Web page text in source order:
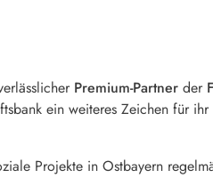
Premium-Partner der
ein weiteres Zeichen für
Projekte in Ostbayern